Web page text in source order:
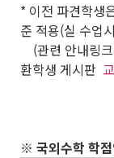
* 이전 파견학생
준 적용(실 수업
(관련 안내링
환학생 게시판
※ 국외수학 학